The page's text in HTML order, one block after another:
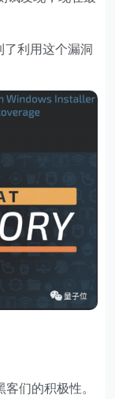
了利用这个漏洞
们的积极性。